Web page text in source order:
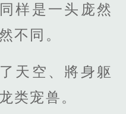
样是一头庞然
不同。
天空、將身躯
类宠兽。